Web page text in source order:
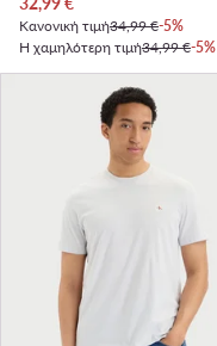
Κανονική τιμή34,99 €-5%
Η χαμηλότερη τιμή34,99 €-5%